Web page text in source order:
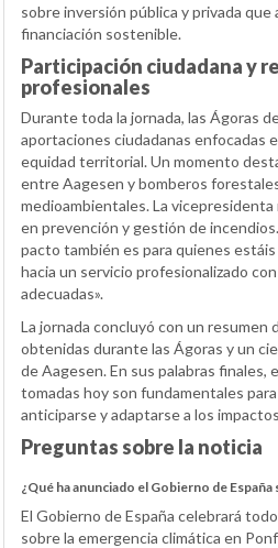
sobre inversión pública y privada que
financiación sostenible.
Participación ciudadana y
profesionales
Durante toda la jornada, las Ágoras
aportaciones ciudadanas enfocadas
equidad territorial. Un momento
entre Aagesen y bomberos
medioambientales. La
en prevención y gestión de
pacto también es para quienes
hacia un servicio profesionalizado
adecuadas».
La jornada concluyó con un resumen
obtenidas durante las Ágoras y un
de Aagesen. En sus palabras finales,
tomadas hoy son fundamentales
anticiparse y adaptarse a los
Preguntas sobre la noticia
¿Qué ha anunciado el Gobierno de
El Gobierno de España celebrará
sobre la emergencia climática en